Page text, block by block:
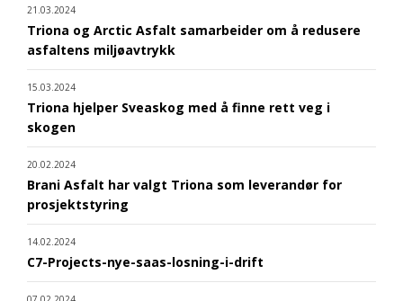
21.03.2024
Triona og Arctic Asfalt samarbeider om å redusere
asfaltens miljøavtrykk
15.03.2024
Triona hjelper Sveaskog med å finne rett veg i
skogen
20.02.2024
Brani Asfalt har valgt Triona som leverandør for
prosjektstyring
14.02.2024
C7-Projects-nye-saas-losning-i-drift